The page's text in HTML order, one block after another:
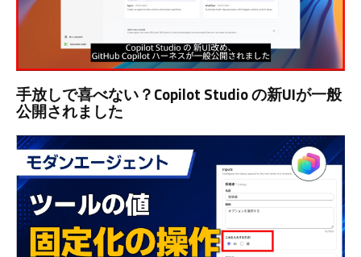
手放しで喜べない？Copilot Studio の新UIが一般
公開されました